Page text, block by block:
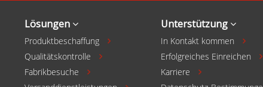
Lösungen
Produktbeschaffung 
Qualitätskontrolle 
Fabrikbesuche 
Unterstützung
In Kontakt kommen 
Erfolgreiches Einreichen
Karriere 